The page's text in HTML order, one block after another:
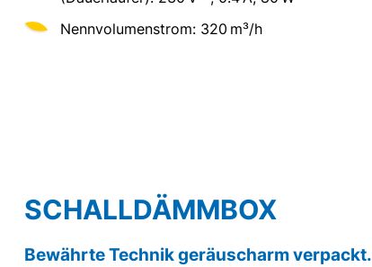
Nennvolumenstrom: 320 m³/h
SCHALLDÄMMBOX
Bewährte Technik geräuscharm verpackt.